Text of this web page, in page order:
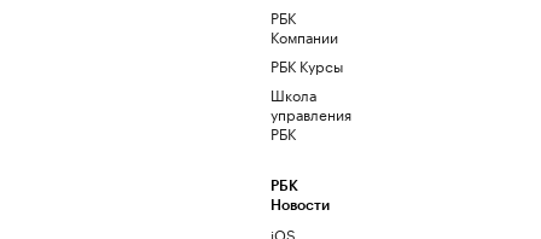
РБК
Компании
РБК Курсы
Школа
управления
РБК
РБК
Новости
iOS